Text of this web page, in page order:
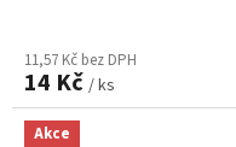
11,57 Kč bez DPH
14 Kč / ks
Akce